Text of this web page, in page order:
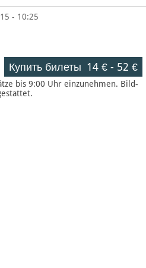
- 10:25
Купить билеты 14 €- 52 €
bis 9:00 Uhr einzunehmen. Bild-